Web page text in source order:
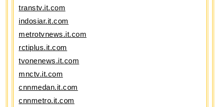
transtv.it.com
indosiar.it.com
metrotvnews.it.com
rctiplus.it.com
tvonenews.it.com
mnctv.it.com
cnnmedan.it.com
cnnmetro.it.com